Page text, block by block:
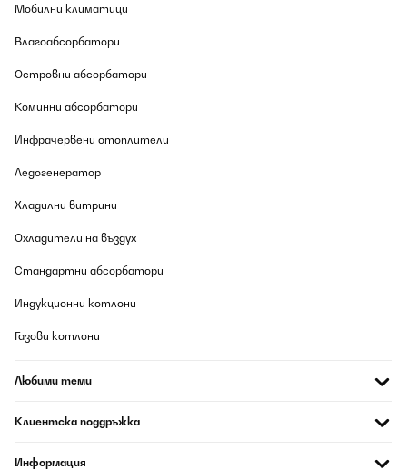
Мобилни климатици
Влагоабсорбатори
Островни абсорбатори
Коминни абсорбатори
Инфрачервени отоплители
Ледогенератор
Хладилни витрини
Охладители на въздух
Стандартни абсорбатори
Индукционни котлони
Газови котлони
Любими теми
Клиентска поддръжка
Информация